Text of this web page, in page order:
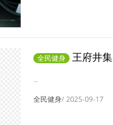
全民健身
王府井
...
全民健身/ 2025-09-17